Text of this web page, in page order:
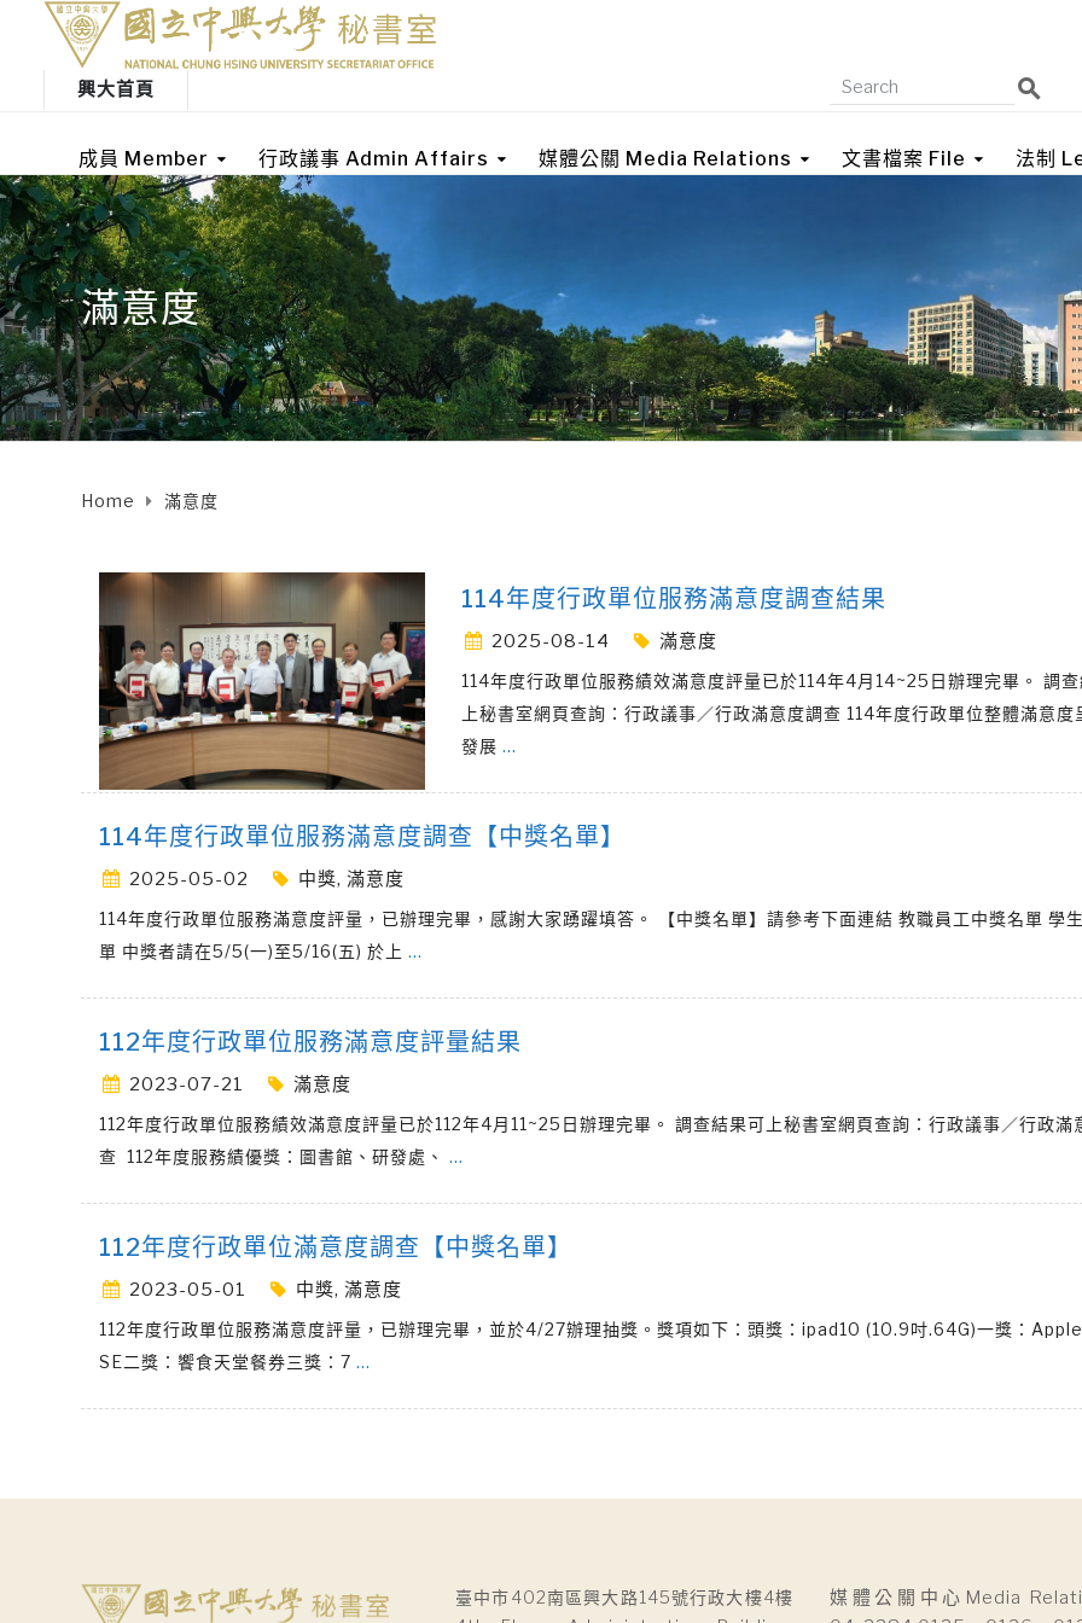
興大首頁
成員 Member 行政議事 Admin Affairs 媒體公關 Media Relations 文書檔案 File 法制
滿意度
Home 滿意度
114年度行政單位服務滿意度調查結果
2025-08-14 滿意度
114年度行政單位服務績效滿意度評量已於114年4月14~25日辦理完畢。 調
上秘書室網頁查詢：行政議事／行政滿意度調查 114年度行政單位整體滿意度
發展 …
114年度⾏政單位服務滿意度調查【中獎名單】
2025-05-02 中獎, 滿意度
114年度⾏政單位服務滿意度評量，已辦理完畢，感謝大家踴躍填答。 【中獎名單】請參考下面連結 教職員工中獎名單 學
單 中獎者請在5/5(一)至5/16(五) 於上 …
112年度行政單位服務滿意度評量結果
2023-07-21 滿意度
112年度行政單位服務績效滿意度評量已於112年4月11~25日辦理完畢。 調查結果可上秘書室網頁查詢：行政議事／行政滿
查 112年度服務績優獎：圖書館、研發處、 …
112年度⾏政單位滿意度調查【中獎名單】
2023-05-01 中獎, 滿意度
112年度⾏政單位服務滿意度評量，已辦理完畢，並於4/27辦理抽獎。獎項如下：頭獎：ipad10 (10.9吋.64G)一獎：
SE二獎：饗食天堂餐券三獎：7 …
臺中市402南區興大路145號行政大樓4樓
媒體公關中心Media